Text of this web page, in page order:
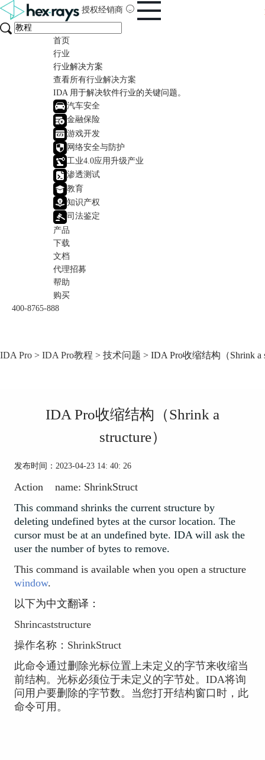
授权经销商
首页
行业
行业解决方案
查看所有行业解决方案
IDA 用于解决软件行业的关键问题。
汽车安全
金融保险
游戏开发
网络安全与防护
工业4.0应用升级产业
渗透测试
教育
知识产权
司法鉴定
产品
下载
文档
代理招募
帮助
购买
400-8765-888
IDA Pro > IDA Pro教程 > 技术问题 > IDA Pro收缩结构（Shrink a
IDA Pro收缩结构（Shrink a
structure）
发布时间：2023-04-23 14: 40: 26
Action name: ShrinkStruct
This command shrinks the current structure by
deleting undefined bytes at the cursor location. The
cursor must be at an undefined byte. IDA will ask the
user the number of bytes to remove.
This command is available when you open a structure
window.
以下为中文翻译：
Shrincaststructure
操作名称：ShrinkStruct
此命令通过删除光标位置上未定义的字节来收缩当
前结构。光标必须位于未定义的字节处。IDA将询
问用户要删除的字节数。当您打开结构窗口时，此
命令可用。